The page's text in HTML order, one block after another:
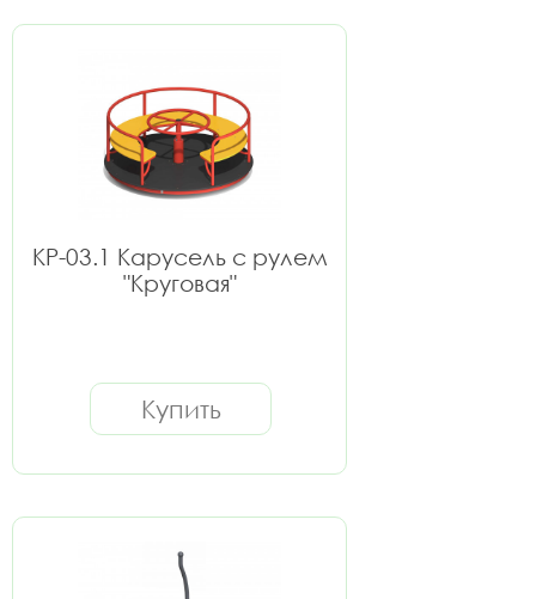
КР-03.1 Карусель с рулем
"Круговая"
Купить